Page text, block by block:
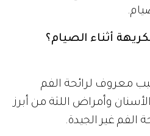
أثناء الصيام؟
معروف لرائحة الفم
وأمراض اللثة من أبرز
الفم غير الجيدة.